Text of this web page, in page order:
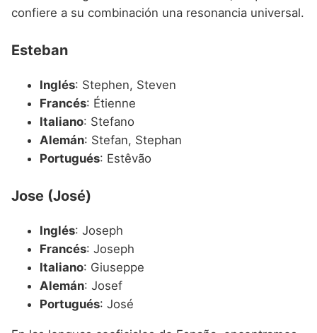
confiere a su combinación una resonancia universal.
Esteban
Inglés: Stephen, Steven
Francés: Étienne
Italiano: Stefano
Alemán: Stefan, Stephan
Portugués: Estêvão
Jose (José)
Inglés: Joseph
Francés: Joseph
Italiano: Giuseppe
Alemán: Josef
Portugués: José